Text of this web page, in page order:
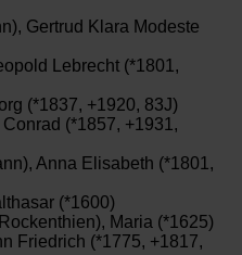
Gertrud Klara Modeste
Lebrecht (*1801,
(*1837, +1920, 83J)
Conrad (*1857, +1931,
Anna Elisabeth (*1801,
(*1600)
Maria (*1625)
Friedrich (*1775, +1817,